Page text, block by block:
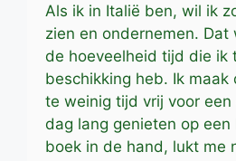
Als ik in Italië ben, wil ik
zien en ondernemen.
de hoeveelheid tijd die ik
beschikking heb. Ik
te weinig tijd vrij voor een
dag lang genieten op
boek in de hand, lukt me